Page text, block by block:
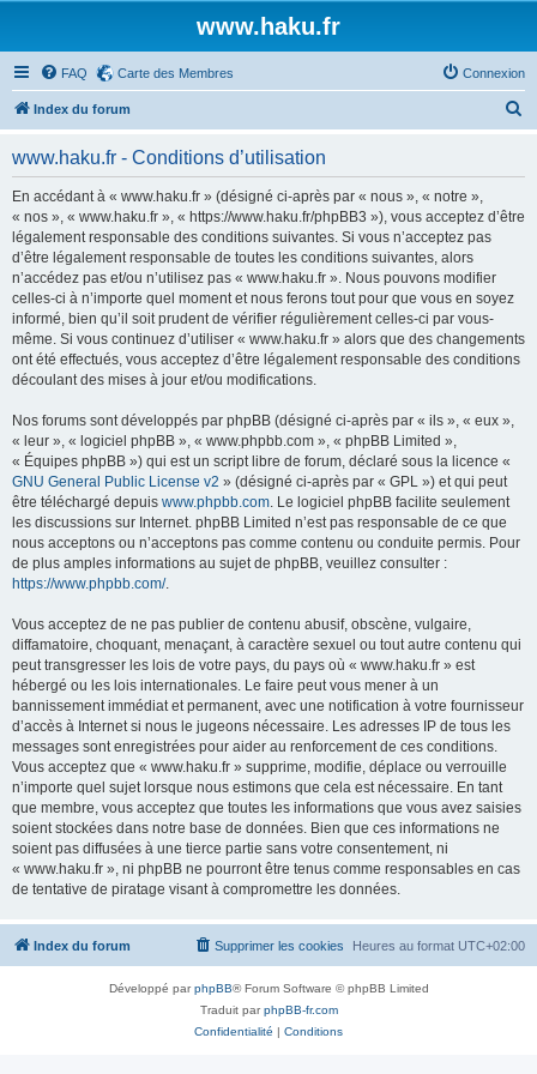
www.haku.fr
FAQ Carte des Membres Connexion
Index du forum
e
www.haku.fr - Conditions d’utilisation
En accédant à « www.haku.fr » (désigné ci-après par « nous », « notre »,
« nos », « www.haku.fr », « https://www.haku.fr/phpBB3 »), vous acceptez d’être
légalement responsable des conditions suivantes. Si vous n’acceptez pas
d’être légalement responsable de toutes les conditions suivantes, alors
n’accédez pas et/ou n’utilisez pas « www.haku.fr ». Nous pouvons modifier
celles-ci à n’importe quel moment et nous ferons tout pour que vous en soyez
informé, bien qu’il soit prudent de vérifier régulièrement celles-ci par vous-
même. Si vous continuez d’utiliser « www.haku.fr » alors que des changements
ont été effectués, vous acceptez d’être légalement responsable des conditions
découlant des mises à jour et/ou modifications.
Nos forums sont développés par phpBB (désigné ci-après par « ils », « eux »,
« leur », « logiciel phpBB », « www.phpbb.com », « phpBB Limited »,
« Équipes phpBB ») qui est un script libre de forum, déclaré sous la licence «
GNU General Public License v2 » (désigné ci-après par « GPL ») et qui peut
être téléchargé depuis www.phpbb.com. Le logiciel phpBB facilite seulement
les discussions sur Internet. phpBB Limited n’est pas responsable de ce que
nous acceptons ou n’acceptons pas comme contenu ou conduite permis. Pour
de plus amples informations au sujet de phpBB, veuillez consulter :
https://www.phpbb.com/.
Vous acceptez de ne pas publier de contenu abusif, obscène, vulgaire,
diffamatoire, choquant, menaçant, à caractère sexuel ou tout autre contenu qui
peut transgresser les lois de votre pays, du pays où « www.haku.fr » est
hébergé ou les lois internationales. Le faire peut vous mener à un
bannissement immédiat et permanent, avec une notification à votre fournisseur
d’accès à Internet si nous le jugeons nécessaire. Les adresses IP de tous les
messages sont enregistrées pour aider au renforcement de ces conditions.
Vous acceptez que « www.haku.fr » supprime, modifie, déplace ou verrouille
n’importe quel sujet lorsque nous estimons que cela est nécessaire. En tant
que membre, vous acceptez que toutes les informations que vous avez saisies
soient stockées dans notre base de données. Bien que ces informations ne
soient pas diffusées à une tierce partie sans votre consentement, ni
« www.haku.fr », ni phpBB ne pourront être tenus comme responsables en cas
de tentative de piratage visant à compromettre les données.
Index du forum Heures au format UTC+02:00
Supprimer les cookies
Développé parphpBB® Forum Software © phpBB Limited
Traduit parphpBB-fr.com
Confidentialité | Conditions